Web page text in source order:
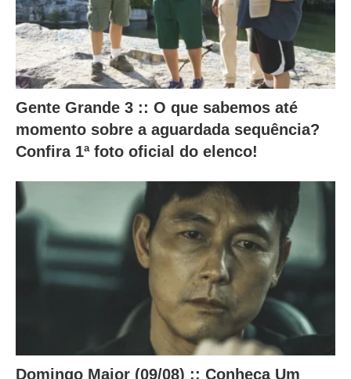
o
c
o
n
t
e
ú
d
a
.
Gente Grande 3 :: O que sabemos até
momento sobre a aguardada sequência?
Confira 1ª foto oficial do elenco!
Domingo Maior (09/08) :: Conheça Um